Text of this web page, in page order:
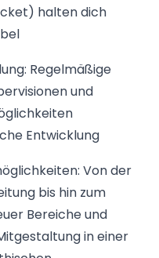
halten dich
Regelmäßige
und
Entwicklung
Von der
bis hin zum
Bereiche und
in einer